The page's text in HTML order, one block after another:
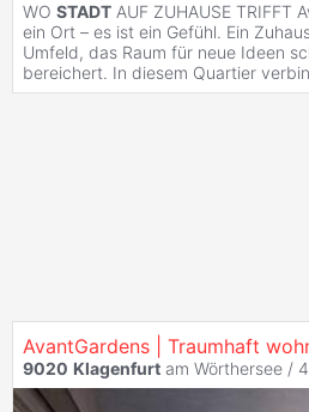
WO STADT AUF ZUHAUSE TRIFFT
ein Ort – es ist ein Gefühl. Ein
Umfeld, das Raum für neue Ideen
bereichert. In diesem Quartier
9020 Klagenfurt am Wörthersee /